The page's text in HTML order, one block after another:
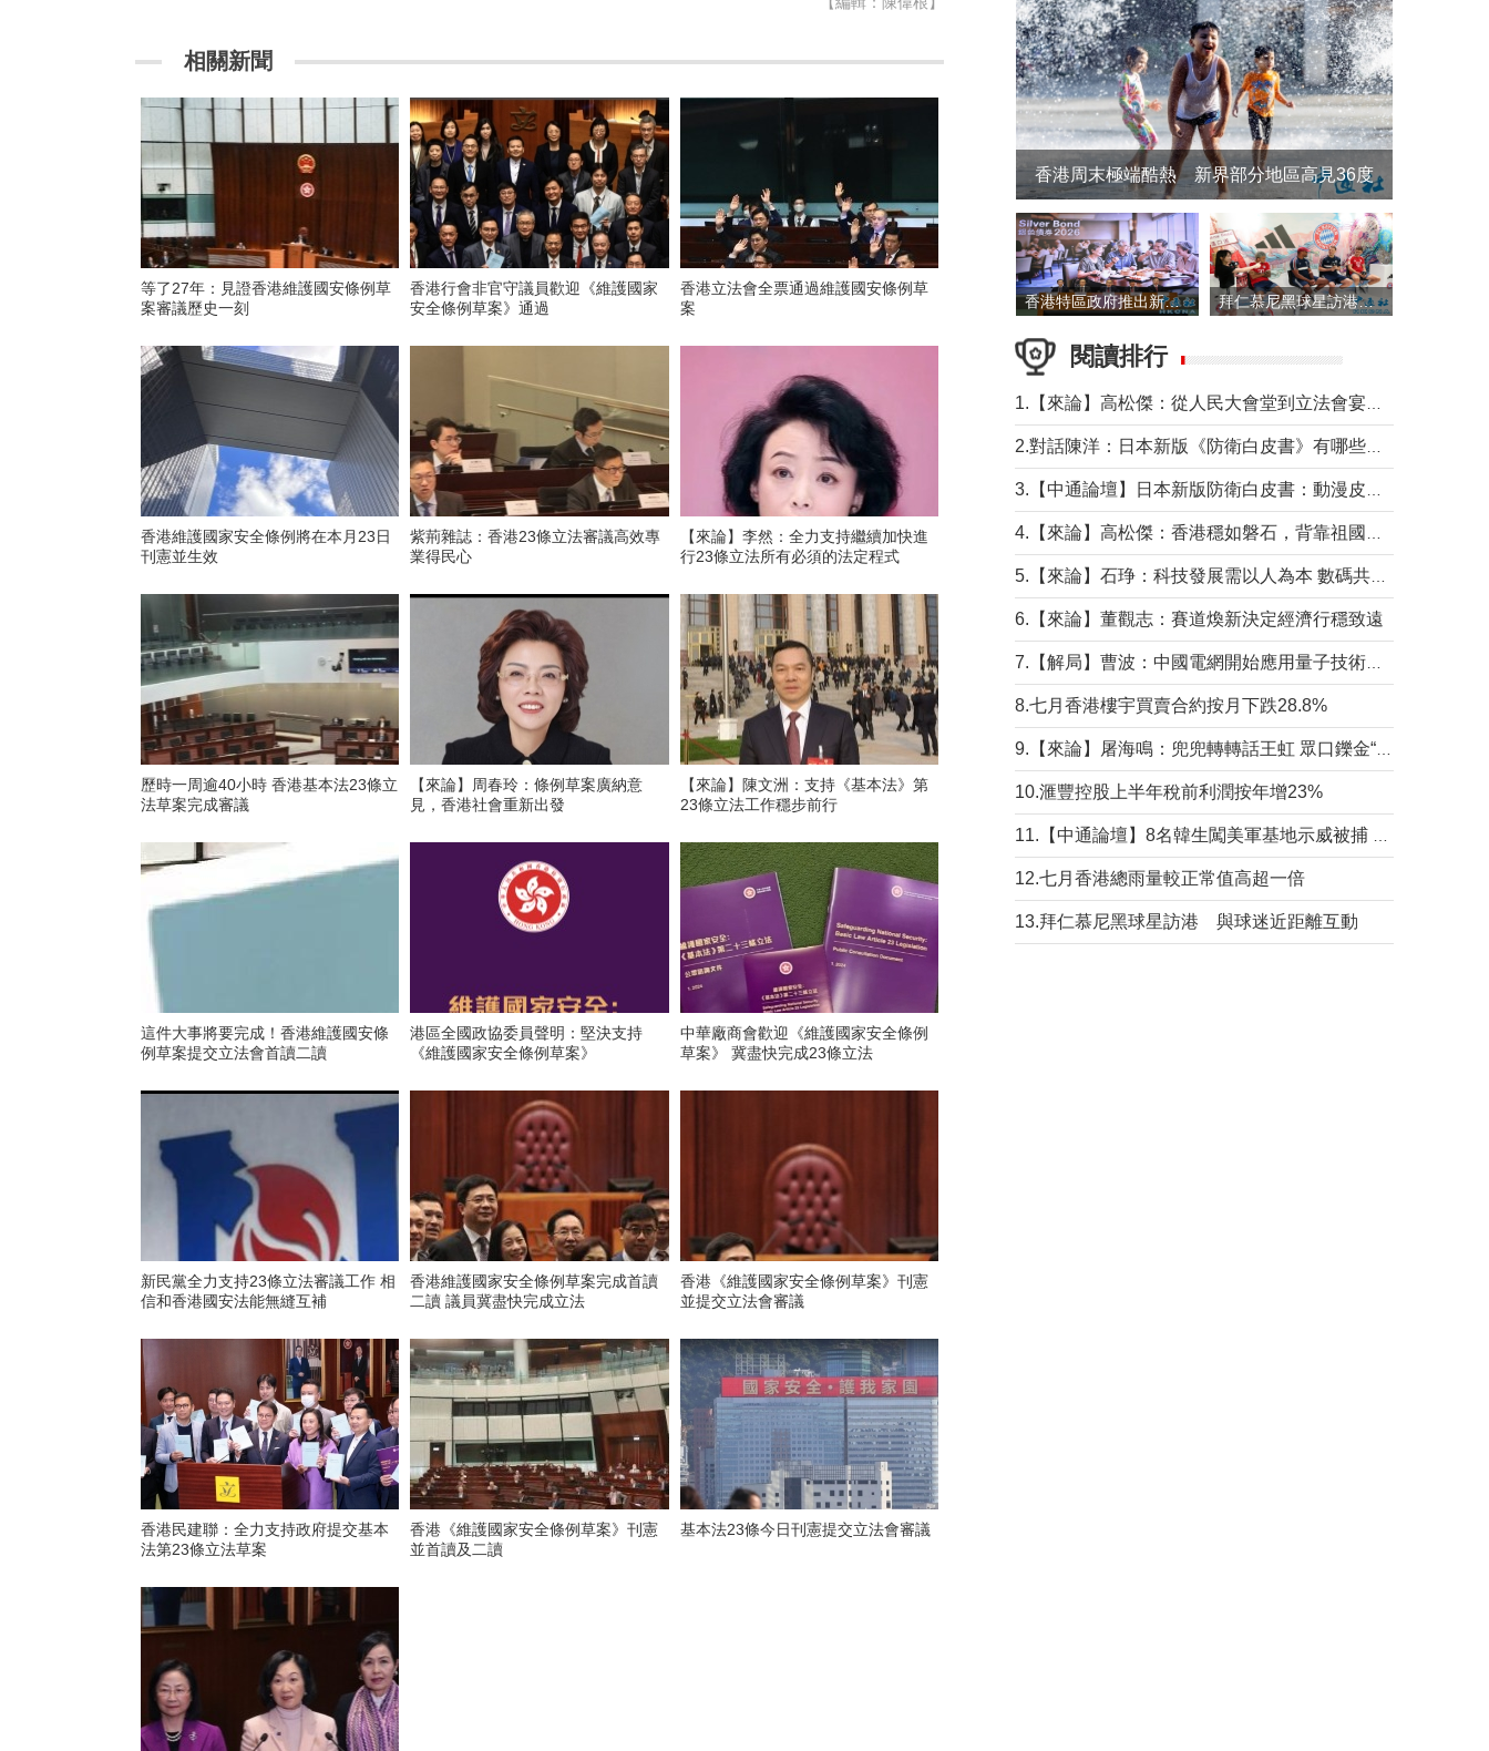
相關新聞
等了27年：見證香港維護國安條例草
案審議歷史一刻
香港行會非官守議員歡迎《維護國家
安全條例草案》通過
香港立法會全票通過維護國安條例草
案
香港維護國家安全條例將在本月23日
刊憲並生效
紫荊雜誌：香港23條立法審議高效專
業得民心
【來論】李然：全力支持繼續加快進
行23條立法所有必須的法定程式
歷時一周逾40小時 香港基本法23條立
法草案完成審議
【來論】周春玲：條例草案廣納意
見，香港社會重新出發
【來論】陳文洲：支持《基本法》第
23條立法工作穩步前行
這件大事將要完成！香港維護國安條
例草案提交立法會首讀二讀
港區全國政協委員聲明：堅決支持
《維護國家安全條例草案》
中華廠商會歡迎《維護國家安全條例
草案》 冀盡快完成23條立法
新民黨全力支持23條立法審議工作 相
信和香港國安法能無縫互補
香港維護國家安全條例草案完成首讀
二讀 議員冀盡快完成立法
香港《維護國家安全條例草案》刊憲
並提交立法會審議
香港民建聯：全力支持政府提交基本
法第23條立法草案
香港《維護國家安全條例草案》刊憲
並首讀及二讀
基本法23條今日刊憲提交立法會審議
香港周末極端酷熱 新界部分地區高見36度
香港特區政府推出新一批銀色債券 每手1萬元保底息4.25厘 拜仁慕尼黑球星訪港 與球迷近距離互動
閱讀排行
6.【來論】董觀志：賽道煥新決定經濟行穩致遠
8.七月香港樓宇買賣合約按月下跌28.8%
10.滙豐控股上半年稅前利潤按年增23%
12.七月香港總雨量較正常值高超一倍
13.拜仁慕尼黑球星訪港 與球迷近距離互動